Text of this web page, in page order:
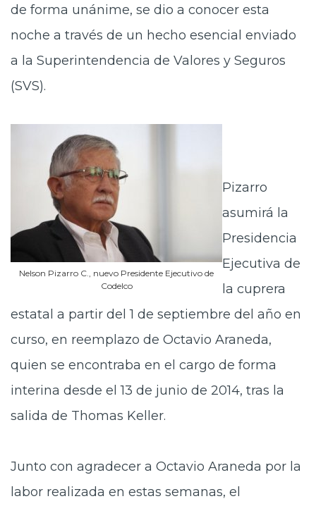
de forma unánime, se dio a conocer esta
noche a través de un hecho esencial enviado
a la Superintendencia de Valores y Seguros
(SVS).
Nelson Pizarro C., nuevo Presidente Ejecutivo de
Codelco
Pizarro
asumirá la
Presidencia
Ejecutiva de
la cuprera
estatal a partir del 1 de septiembre del año en
curso, en reemplazo de Octavio Araneda,
quien se encontraba en el cargo de forma
interina desde el 13 de junio de 2014, tras la
salida de Thomas Keller.
Junto con agradecer a Octavio Araneda por la
labor realizada en estas semanas, el